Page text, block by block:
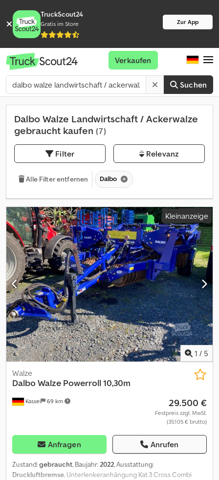
TruckScout24
Gratis im Store Zur App
Suchen
Verkaufen
Dalbo Walze Landwirtschaft / Ackerwalze
gebraucht kaufen (7)
Filter Relevanz
Alle Filter entfernen Dalbo
Kleinanzeige
1 / 5
Kassel 69 km
Walze
DalboWalze Powerroll 10,30m
29.500 €
Festpreis zzgl. MwSt.
(35.105 € brutto)
Anfragen Anrufen
Zustand:gebraucht, Baujahr:2022, Ausstattung:
Druckluftbremse, Unterlenkeranhängung Kat.3 Cross Combi